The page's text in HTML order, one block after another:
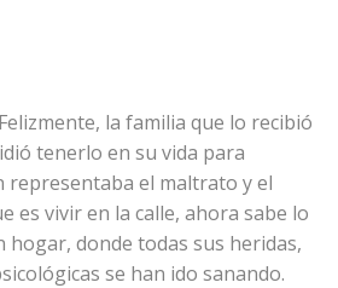
Felizmente, la familia que lo recibió
tenerlo en su vida para
representaba el maltrato y el
es vivir en la calle, ahora sabe lo
hogar, donde todas sus heridas,
se han ido sanando.